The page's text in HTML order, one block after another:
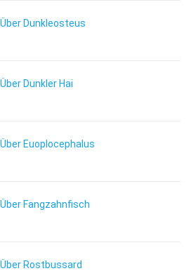
Dunkleosteus
Dunkler Hai
Euoplocephalus
Fangzahnfisch
Rostbussard